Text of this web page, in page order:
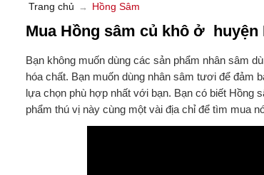
Trang chủ Hồng Sâm
Mua Hồng sâm củ khô ở
Bạn không muốn dùng các sản phẩm nhân sâm
hóa chất. Bạn muốn dùng nhân sâm tươi để đảm
lựa chọn phù hợp nhất với bạn. Bạn có biết Hồng
phẩm thú vị này cùng một vài địa chỉ để tìm mua